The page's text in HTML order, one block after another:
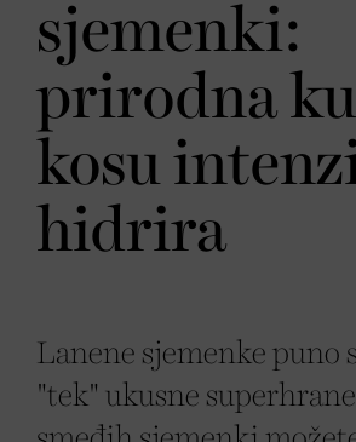
sjemenki:
prirodna
kosu
hidrira
Lanene sjemenke puno
"tek" ukusne